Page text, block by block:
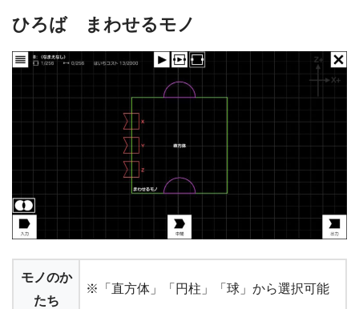
ひろば まわせるモノ
モノのか
たち
※「直方体」「円柱」「球」から選択可能